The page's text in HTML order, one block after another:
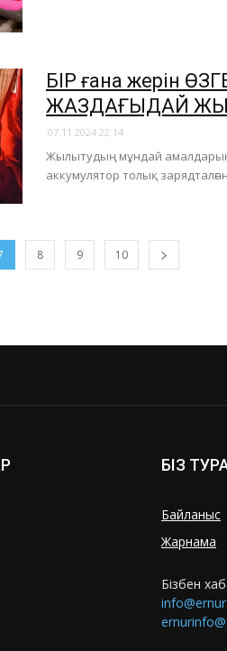
БІР ғана жерін
ЖАЗДАҒЫДАЙ
07.11.2024 22:14
Жылытудың мұндай
аккумулятор толық
8 9 10
БІЗ
Байланыс
Жарнама
Бізбен